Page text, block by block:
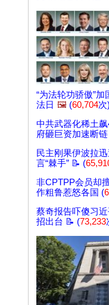
“为法轮功骄傲”
法日 🖼️ (60,704次)
中共武器化稀土
府砸巨资加速断
民主刚果伊波拉
言“棘手” 📝 (
非CPTPP会员却
作粗鲁惹怒各国 (
蔡奇报告吓傻习
招出台 📝 (73,233